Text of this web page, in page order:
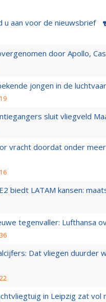
u aan voor de nieuwsbrief
door Apollo,
jongen in de
sluit vliegveld
vracht doordat onder
biedt LATAM kansen:
tegenvaller: Lufthansa
Dat vliegen duurder
in Leipzig zat vol